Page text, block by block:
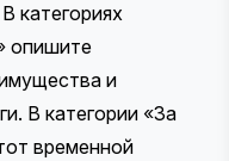
категориях
опишите
и
В категории «За
временной